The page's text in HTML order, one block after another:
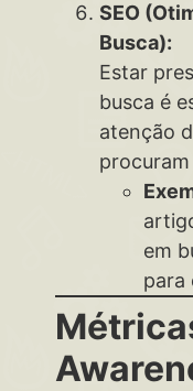
SEO
Busca):
Estar
busca é
atenção
em
para